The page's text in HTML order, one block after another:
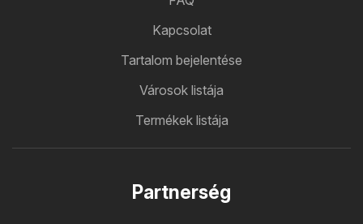
Kapcsolat
Tartalom bejelentése
Városok listája
Termékek listája
Partnerség